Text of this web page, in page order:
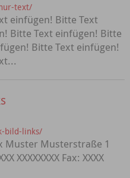
text/
einfügen! Bitte Text
Bitte Text einfügen! Bitte
Bitte Text einfügen!
bild-links/
Muster Musterstraße 1
XXXXXXXX Fax: XXXX